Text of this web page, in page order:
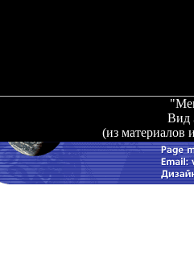
Вид
(из материалов